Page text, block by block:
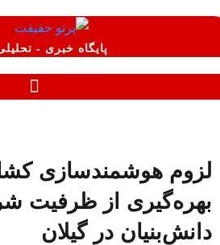
پایگاه خبری -
لزوم هوشمندسازی
بهره‌گیری از ظرفیت
دانش‌بنیان در گیلان